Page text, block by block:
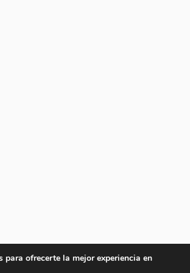
para ofrecerte la mejor experiencia en